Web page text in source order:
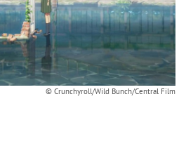
© Crunchyroll/Wild Bunch/Central Film